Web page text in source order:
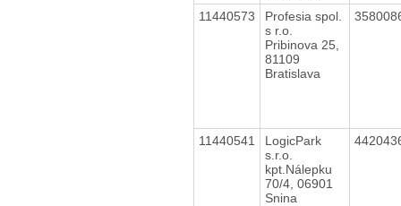
11440573
Profesia spol.
s r.o.
Pribinova 25,
81109
Bratislava
11440541
LogicPark
s.r.o.
kpt.Nálepku
70/4, 06901
Snina